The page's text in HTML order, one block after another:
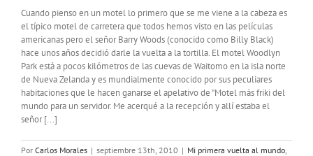
Cuando pienso en un motel lo primero que se me viene a la cabeza es
el típico motel de carretera que todos hemos visto en las películas
americanas pero el señor Barry Woods (conocido como Billy Black)
hace unos años decidió darle la vuelta a la tortilla. El motel Woodlyn
Park está a pocos kilómetros de las cuevas de Waitomo en la isla norte
de Nueva Zelanda y es mundialmente conocido por sus peculiares
habitaciones que le hacen ganarse el apelativo de "Motel más friki del
mundo para un servidor. Me acerqué a la recepción y allí estaba el
señor [...]
Por Carlos Morales | septiembre 13th, 2010 | Mi primera vuelta al mundo